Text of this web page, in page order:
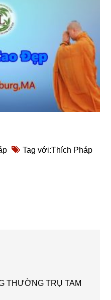
Tag với:Thích Pháp
THƯỜNG TRỤ TAM